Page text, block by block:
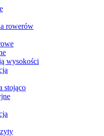
rowerów
wysokości
stojąco